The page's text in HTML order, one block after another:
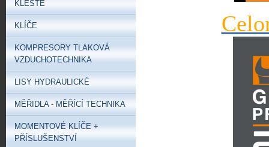
KLEŠTĚ
KLÍČE
KOMPRESORY TLAKOVÁ
VZDUCHOTECHNIKA
LISY HYDRAULICKÉ
MĚŘIDLA - MĚŘÍCÍ TECHNIKA
MOMENTOVÉ KLÍČE +
PŘÍSLUŠENSTVÍ